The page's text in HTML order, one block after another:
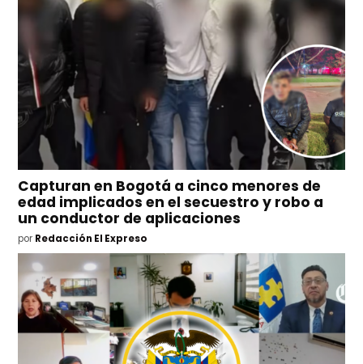
Capturan en Bogotá a cinco menores de
edad implicados en el secuestro y robo a
un conductor de aplicaciones
por Redacción El Expreso